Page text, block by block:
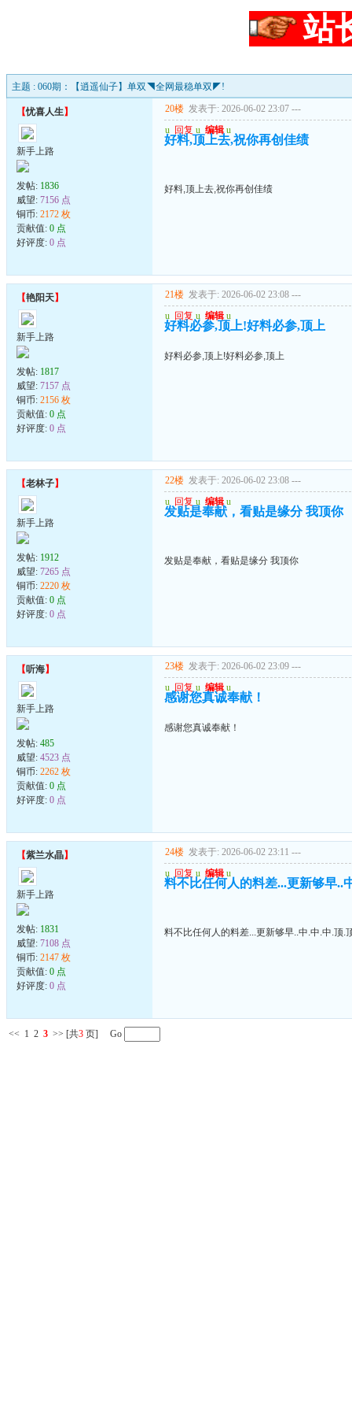
站
主题 : 060期：【逍遥仙子】单双◥全网最稳单双◤!
【忧喜人生】
新手上路
发帖: 1836
威望: 7156 点
铜币: 2172 枚
贡献值: 0 点
好评度: 0 点
20楼 发表于: 2026-06-02 23:07 ---
u 回复 u 编辑 u
好料,顶上去,祝你再创佳绩
好料,顶上去,祝你再创佳绩
【艳阳天】
新手上路
发帖: 1817
威望: 7157 点
铜币: 2156 枚
贡献值: 0 点
好评度: 0 点
21楼 发表于: 2026-06-02 23:08 ---
u 回复 u 编辑 u
好料必参,顶上!好料必参,顶上
好料必参,顶上!好料必参,顶上
【老林子】
新手上路
发帖: 1912
威望: 7265 点
铜币: 2220 枚
贡献值: 0 点
好评度: 0 点
22楼 发表于: 2026-06-02 23:08 ---
u 回复 u 编辑 u
发贴是奉献，看贴是缘分 我顶你
发贴是奉献，看贴是缘分 我顶你
【听海】
新手上路
发帖: 485
威望: 4523 点
铜币: 2262 枚
贡献值: 0 点
好评度: 0 点
23楼 发表于: 2026-06-02 23:09 ---
u 回复 u 编辑 u
感谢您真诚奉献！
感谢您真诚奉献！
【紫兰水晶】
新手上路
发帖: 1831
威望: 7108 点
铜币: 2147 枚
贡献值: 0 点
好评度: 0 点
24楼 发表于: 2026-06-02 23:11 ---
u 回复 u 编辑 u
料不比任何人的料差...更新够早..
料不比任何人的料差...更新够早..中.中.中.顶.
<< 1 2 3 >> [共3 页] Go